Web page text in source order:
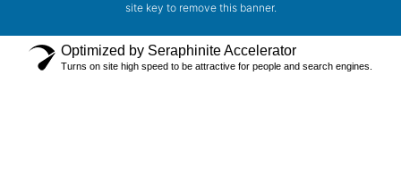
site key to remove this banner.
Optimized by Seraphinite Accelerator
Turns on site high speed to be attractive for people and search engines.